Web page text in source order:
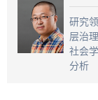
研究
层治
社会
分析